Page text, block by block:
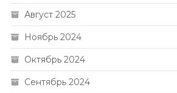
Август 2025
Ноябрь 2024
Октябрь 2024
Сентябрь 2024